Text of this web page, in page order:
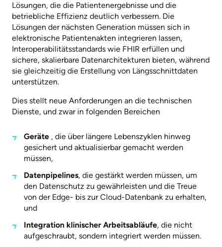
Lösungen, die die Patientenergebnisse und die
betriebliche Effizienz deutlich verbessern. Die
Lösungen der nächsten Generation müssen sich in
elektronische Patientenakten integrieren lassen,
Interoperabilitätsstandards wie FHIR erfüllen und
sichere, skalierbare Datenarchitekturen bieten, während
sie gleichzeitig die Erstellung von Längsschnittdaten
unterstützen.
Dies stellt neue Anforderungen an die technischen
Dienste, und zwar in folgenden Bereichen
Geräte , die über längere Lebenszyklen hinweg
gesichert und aktualisierbar gemacht werden
müssen,
Datenpipelines, die gestärkt werden müssen, um
den Datenschutz zu gewährleisten und die Treue
von der Edge- bis zur Cloud-Datenbank zu erhalten,
und
Integration klinischer Arbeitsabläufe, die nicht
aufgeschraubt, sondern integriert werden müssen.